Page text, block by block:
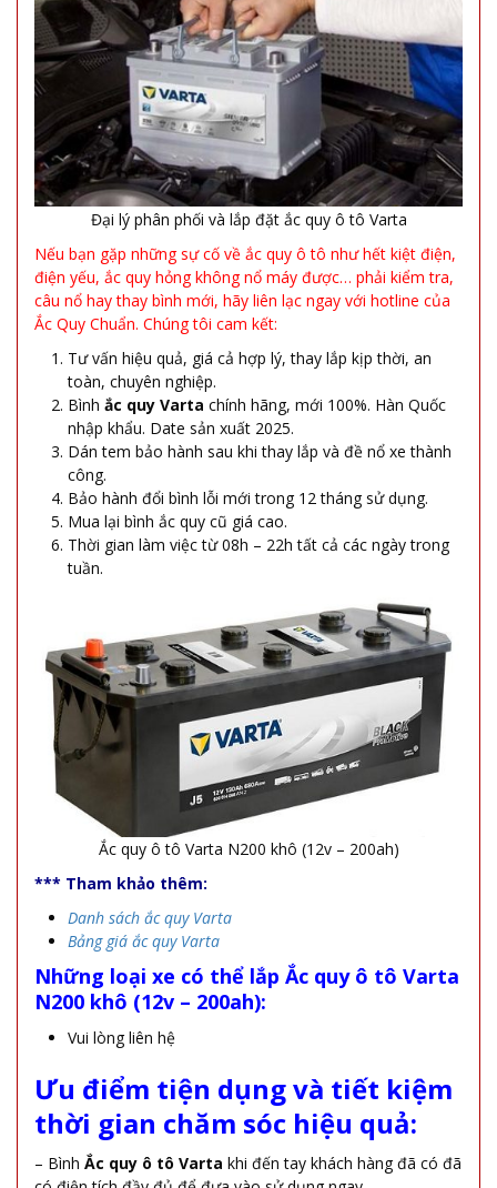
Đại lý phân phối và lắp đặt ắc quy ô tô Varta
Nếu bạn gặp những sự cố về ắc quy ô tô như hết kiệt điện,
điện yếu, ắc quy hỏng không nổ máy được… phải kiểm tra,
câu nổ hay thay bình mới, hãy liên lạc ngay với hotline của
Ắc Quy Chuẩn. Chúng tôi cam kết:
Tư vấn hiệu quả, giá cả hợp lý, thay lắp kịp thời, an
toàn, chuyên nghiệp.
Bình ắc quy Varta chính hãng, mới 100%. Hàn Quốc
nhập khẩu. Date sản xuất 2025.
Dán tem bảo hành sau khi thay lắp và đề nổ xe thành
công.
Bảo hành đổi bình lỗi mới trong 12 tháng sử dụng.
Mua lại bình ắc quy cũ giá cao.
Thời gian làm việc từ 08h – 22h tất cả các ngày trong
tuần.
Ắc quy ô tô Varta N200 khô (12v – 200ah)
*** Tham khảo thêm:
Danh sách ắc quy Varta
Bảng giá ắc quy Varta
Những loại xe có thể lắp Ắc quy ô tô Varta
N200 khô (12v – 200ah):
Vui lòng liên hệ
Ưu điểm tiện dụng và tiết kiệm
thời gian chăm sóc hiệu quả:
– Bình Ắc quy ô tô Varta khi đến tay khách hàng đã có đã